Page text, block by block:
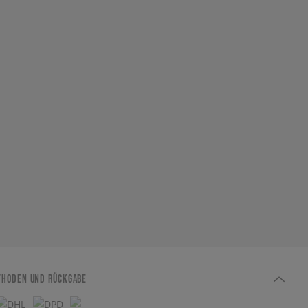
UND RÜCKGABE